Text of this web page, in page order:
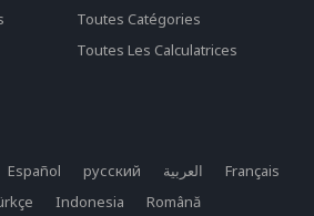
Toutes Catégories
Toutes Les Calculatrices
Español русский العربية
Français
Indonesia Română